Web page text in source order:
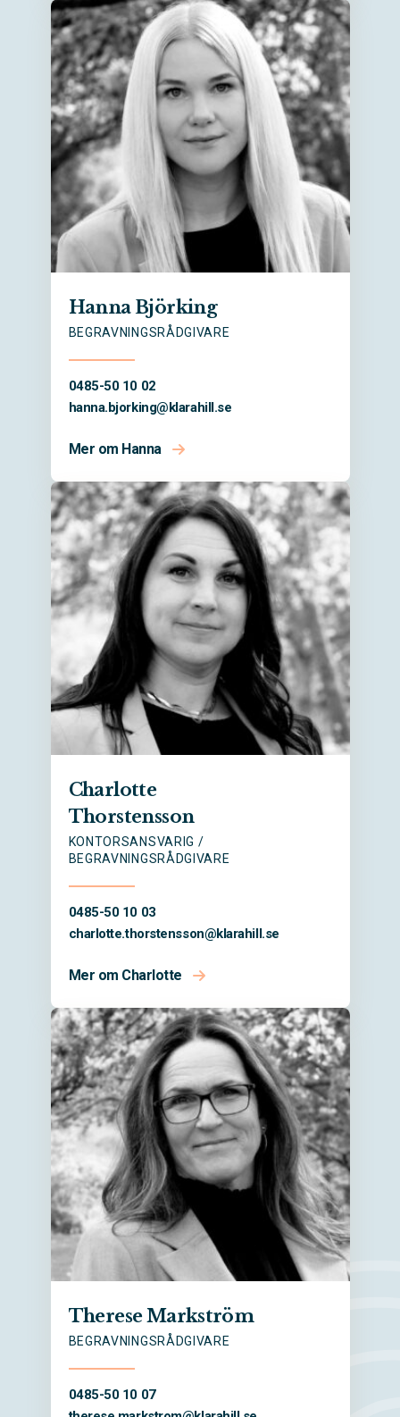
Hanna Björking
BEGRAVNINGSRÅDGIVARE
0485-50 10 02
hanna.bjorking@klarahill.se
Mer om Hanna
Charlotte
Thorstensson
KONTORSANSVARIG /
BEGRAVNINGSRÅDGIVARE
0485-50 10 03
charlotte.thorstensson@klarahill.se
Mer om Charlotte
Therese Markström
BEGRAVNINGSRÅDGIVARE
0485-50 10 07